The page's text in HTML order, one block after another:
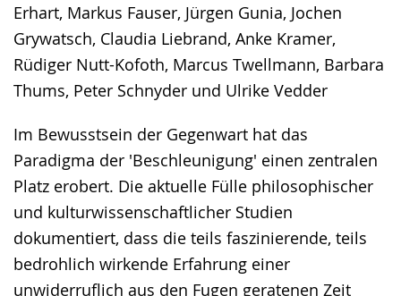
Erhart, Markus Fauser, Jürgen Gunia, Jochen
Grywatsch, Claudia Liebrand, Anke Kramer,
Rüdiger Nutt-Kofoth, Marcus Twellmann, Barbara
Thums, Peter Schnyder und Ulrike Vedder
Im Bewusstsein der Gegenwart hat das
Paradigma der 'Beschleunigung' einen zentralen
Platz erobert. Die aktuelle Fülle philosophischer
und kulturwissenschaftlicher Studien
dokumentiert, dass die teils faszinierende, teils
bedrohlich wirkende Erfahrung einer
unwiderruflich aus den Fugen geratenen Zeit